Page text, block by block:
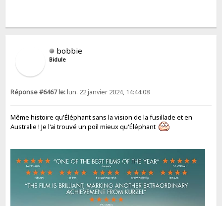
bobbie
Bidule
Réponse #6467 le:lun. 22 janvier 2024, 14:44:08
Même histoire qu'Éléphant sans la vision de la fusillade et en
Australie ! Je l'ai trouvé un poil mieux qu'Éléphant